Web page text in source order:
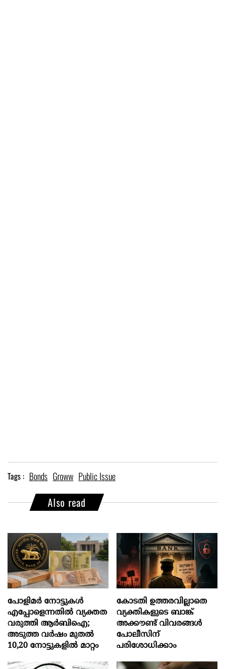
Tags : Bonds Groww Public Issue
Also read
പോളിമർ നോട്ടുകൾ
എപ്പോളെന്നതിൽ വ്യക്തത
വരുത്തി ആർബിഐ;
അടുത്ത വർഷം മുതൽ
10,20 നോട്ടുകളിൽ മാറ്റം
കോടതി ഉത്തരവില്ലാതെ
വ്യക്തികളുടെ ബാങ്ക്
അക്കൗണ്ട് വിവരങ്ങൾ
പോലീസിന്
പരിശോധിക്കാം